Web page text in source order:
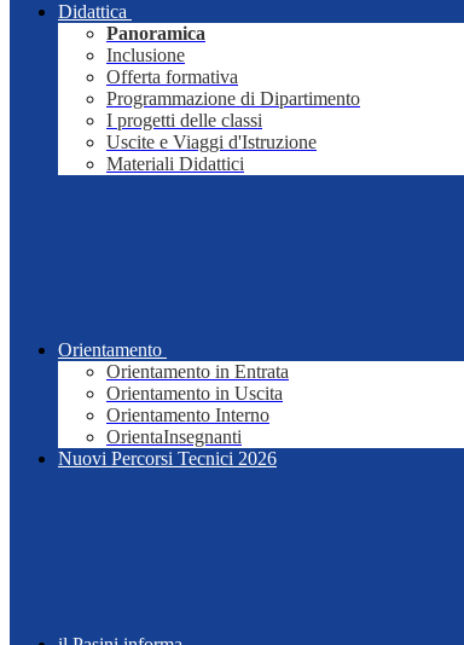
Didattica
Panoramica
Inclusione
Offerta formativa
Programmazione di Dipartimento
I progetti delle classi
Uscite e Viaggi d'Istruzione
Materiali Didattici
Orientamento
Orientamento in Entrata
Orientamento in Uscita
Orientamento Interno
OrientaInsegnanti
Nuovi Percorsi Tecnici 2026